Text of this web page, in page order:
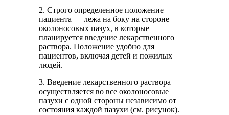
2. Строго определенное положение
пациента — лежа на боку на стороне
околоносовых пазух, в которые
планируется введение лекарственного
раствора. Положение удобно для
пациентов, включая детей и пожилых
людей.
3. Введение лекарственного раствора
осуществляется во все околоносовые
пазухи с одной стороны независимо от
состояния каждой пазухи (см. рисунок).